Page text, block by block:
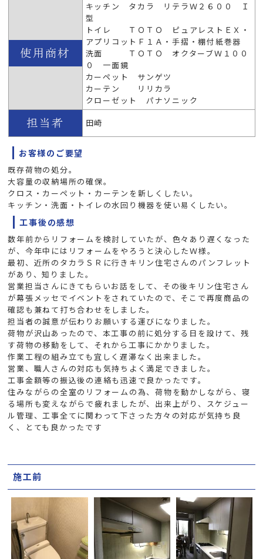
キッチン タカラ リテラＷ２６００ Ｉ
型
トイレ ＴＯＴＯ ピュアレストＥＸ・
アプリコットＦ１Ａ・手摺・棚付紙巻器
洗面 ＴＯＴＯ オクターブＷ１００
０ 一面鏡
カーペット サンゲツ
カーテン リリカラ
クローゼット パナソニック
田崎
お客様のご要望
既存荷物の処分。
大容量の収納場所の確保。
クロス・カーペット・カーテンを新しくしたい。
キッチン・洗面・トイレの水回り機器を使い易くしたい。
工事後の感想
数年前からリフォームを検討していたが、色々あり遅くなった
が、今年中にはリフォームをやろうと決心したＷ様。
最初、近所のタカラＳＲに行きキリン住宅さんのパンフレット
があり、知りました。
営業担当さんにきてもらいお話をして、その後キリン住宅さん
が幕張メッセでイベントをされていたので、そこで再度商品の
確認も兼ねて打ち合わせをしました。
担当者の誠意が伝わりお願いする運びになりました。
荷物が沢山あったので、本工事の前に処分する日を設けて、残
す荷物の移動をして、それから工事にかかりました。
作業工程の組み立ても宜しく遅滞なく出来ました。
営業、職人さんの対応も気持ちよく満足できました。
工事金額等の振込後の連絡も迅速で良かったです。
住みながらの全室のリフォームの為、荷物を動かしながら、寝
る場所も変えながらで疲れましたが、出来上がり、スケジュー
ル管理、工事全てに関わって下さった方々の対応が気持ち良
く、とても良かったです
施工前